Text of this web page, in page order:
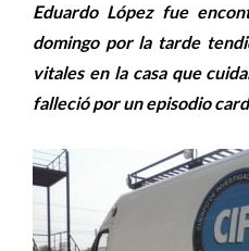
Eduardo López fue
domingo por la tarde
vitales en la casa que
falleció por un episodio